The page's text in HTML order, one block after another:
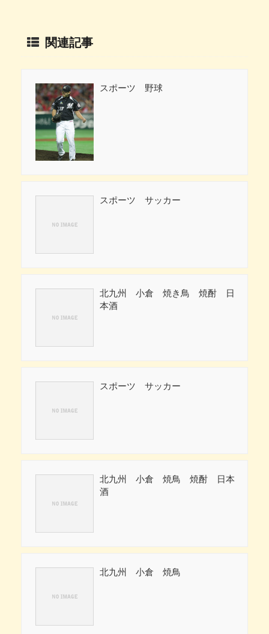
関連記事
スポーツ 野球
スポーツ サッカー
北九州 小倉 焼き鳥 焼酎 日
本酒
スポーツ サッカー
北九州 小倉 焼鳥 焼酎 日本
酒
北九州 小倉 焼鳥